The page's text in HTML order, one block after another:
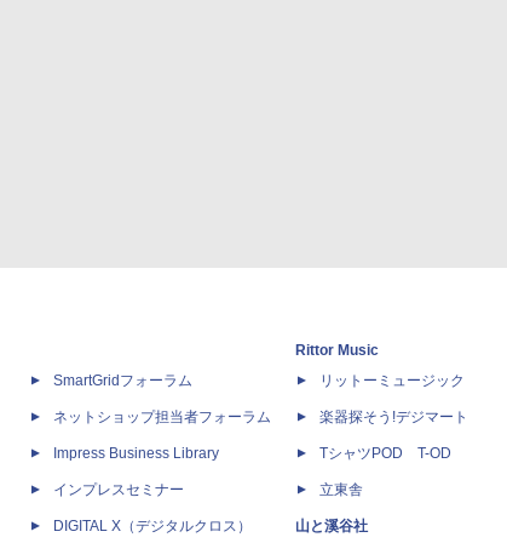
SmartGridフォーラム
ネットショップ担当者フォーラム
Impress Business Library
インプレスセミナー
DIGITAL X（デジタルクロス）
Rittor Music
リットーミュージック
楽器探そう!デジマート
TシャツPOD T-OD
立東舎
山と溪谷社